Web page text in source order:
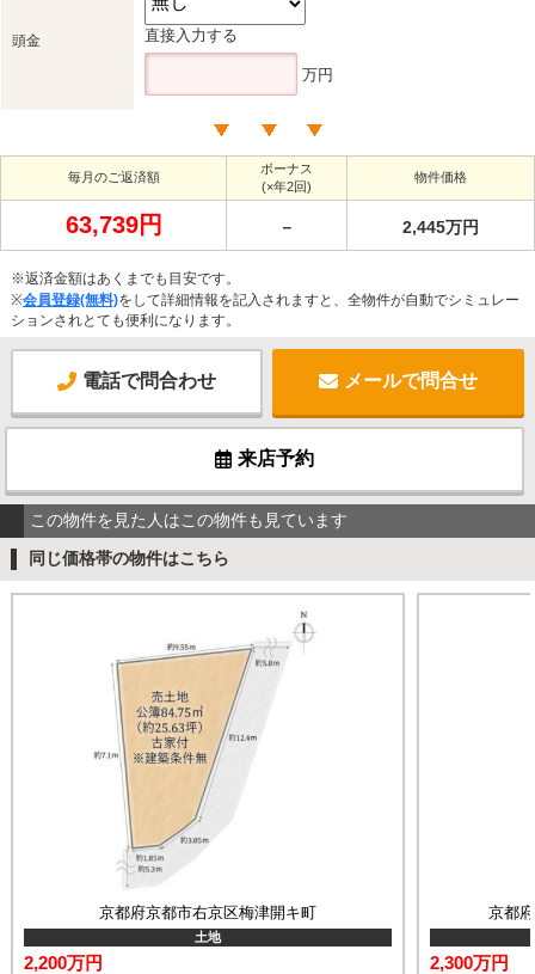
頭金 直接入力する
万円
毎月のご返済額
ボーナス
(×年2回)
物件価格
63,739円 － 2,445万円
※返済金額はあくまでも目安です。
※会員登録(無料)をして詳細情報を記入されますと、全物件が自動でシミュレー
ションされとても便利になります。
電話で問合わせ メールで問合せ
来店予約
この物件を見た人はこの物件も見ています
同じ価格帯の物件はこちら
京都府京都市右京区梅津開キ町
土地
2,200万円
京都
2,300万円